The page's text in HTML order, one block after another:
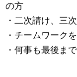
の方
・二次請け、三
・チームワーク
・何事も最後ま